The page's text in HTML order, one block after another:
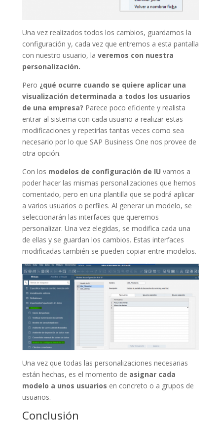
Una vez realizados todos los cambios, guardamos la
configuración y, cada vez que entremos a esta pantalla
con nuestro usuario, la veremos con nuestra
personalización.
Pero ¿qué ocurre cuando se quiere aplicar una
visualización determinada a todos los usuarios
de una empresa? Parece poco eficiente y realista
entrar al sistema con cada usuario a realizar estas
modificaciones y repetirlas tantas veces como sea
necesario por lo que SAP Business One nos provee de
otra opción.
Con los modelos de configuración de IU vamos a
poder hacer las mismas personalizaciones que hemos
comentado, pero en una plantilla que se podrá aplicar
a varios usuarios o perfiles. Al generar un modelo, se
seleccionarán las interfaces que queremos
personalizar. Una vez elegidas, se modifica cada una
de ellas y se guardan los cambios. Estas interfaces
modificadas también se pueden copiar entre modelos.
Una vez que todas las personalizaciones necesarias
están hechas, es el momento de asignar cada
modelo a unos usuarios en concreto o a grupos de
usuarios.
Conclusión